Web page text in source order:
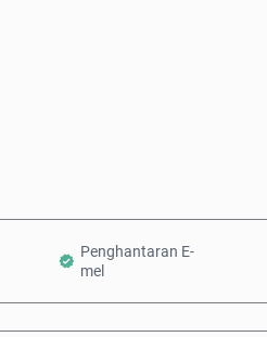
Penghantaran E-
mel